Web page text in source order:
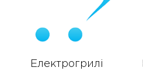
Електрогрилі